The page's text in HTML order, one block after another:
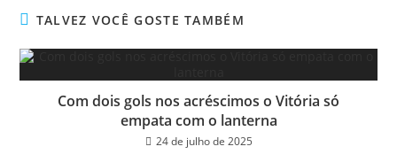
ok er
TALVEZ VOCÊ GOSTE TAMBÉM
Com dois gols nos acréscimos o Vitória só
empata com o lanterna
24 de julho de 2025